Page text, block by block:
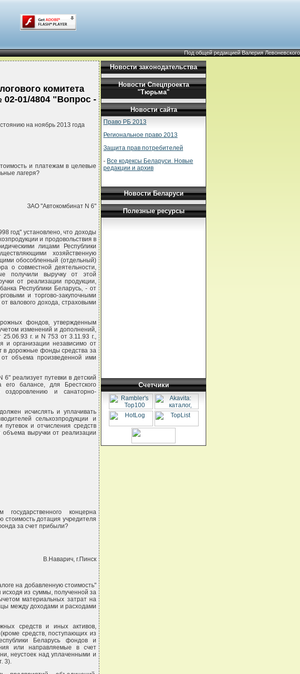
Под общей редакцией Валерия Левоневского
комитета
02-01/4804 "Вопрос -
на ноябрь 2013 года
и платежам в целевые
лагеря?
ЗАО "Автокомбинат N 6"
год" установлено, что доходы
и продовольствия в
лицами Республики
хозяйственную
обособленный (отдельный)
о совместной деятельности,
получили выручку от этой
от реализации продукции,
Республики Беларусь, - от
и торгово-закупочными
валового дохода, страховыми
фондов, утвержденным
изменений и дополнений,
г. и N 753 от 3.11.93 г.,
и организации независимо от
в дорожные фонды средства за
объема произведенной ими
реализует путевки в детский
его балансе, для Брестского
оздоровлению и санаторно-
исчислять и уплачивать
сельхозпродукции и
и отчисления средств
выручки от реализации
концерна
стоимость дотация учредителя
за счет прибыли?
В.Наварич, г.Пинск
на добавленную стоимость"
исходя из суммы, полученной за
материальных затрат на
между доходами и расходами
средств и иных активов,
средств, поступающих из
Беларусь фондов и
или направляемые в счет
неустоек над уплаченными и
3).
Новости законодательства
Новости Спецпроекта
"Тюрьма"
Новости сайта
Право РБ 2013
Региональное право 2013
Защита прав потребителей
- Все кодексы Беларуси. Новые
редакции и архив
Новости Беларуси
Полезные ресурсы
Счетчики